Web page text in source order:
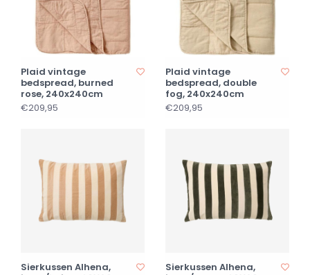
Plaid vintage
bedspread, burned
rose, 240x240cm
€209,95
Plaid vintage
bedspread, double
fog, 240x240cm
€209,95
Sierkussen Alhena,
Sierkussen Alhena,